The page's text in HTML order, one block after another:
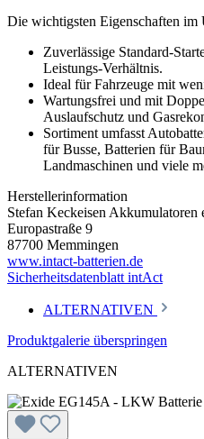
Die wichtigsten Eigenschaften im
Zuverlässige Standard-
Leistungs-Verhältnis.
Ideal für Fahrzeuge mit
Wartungsfrei und mit
Auslaufschutz und
Sortiment umfasst
für Busse, Batterien für
Landmaschinen und viele
Herstellerinformation
Stefan Keckeisen Akkumulatoren
Europastraße 9
87700 Memmingen
www.intact-batterien.de
Sicherheitsdatenblatt intAct
ALTERNATIVEN
Produktgalerie überspringen
ALTERNATIVEN